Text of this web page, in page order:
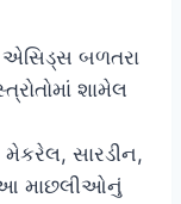
બળતરા
શામેલ
સારડીન,
આ માછલીઓનું